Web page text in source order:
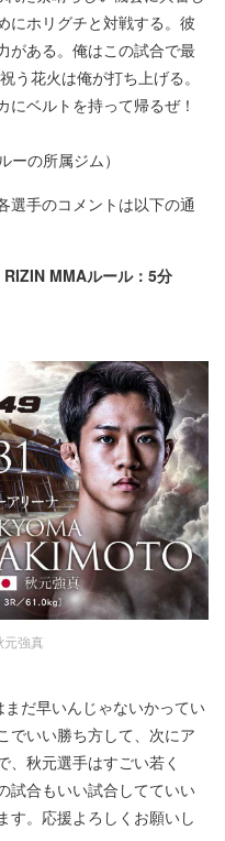
にホリグチと対戦する。彼
がある。俺はこの試合で最
う花火は俺が打ち上げる。
ベルトを持って帰るぜ！
ーの所属ジム）
選手のコメントは以下の通
MMAルール：5分
元強真
だ早いんじゃないかってい
でいい勝ち方して、次にア
、秋元選手はすごい若く
試合もいい試合してていい
す。応援よろしくお願いし